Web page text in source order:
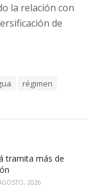
la relación con
de
régimen
tramita más de
2026